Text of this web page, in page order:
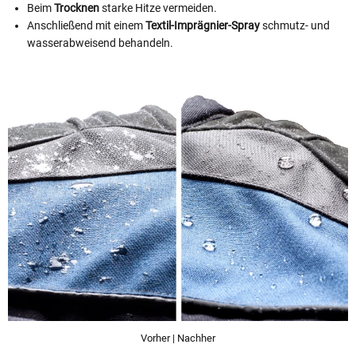
BeimTrocknenstarke Hitze vermeiden.
Anschließend mit einemTextil-Imprägnier-Sprayschmutz- und
wasserabweisend behandeln.
Vorher | Nachher